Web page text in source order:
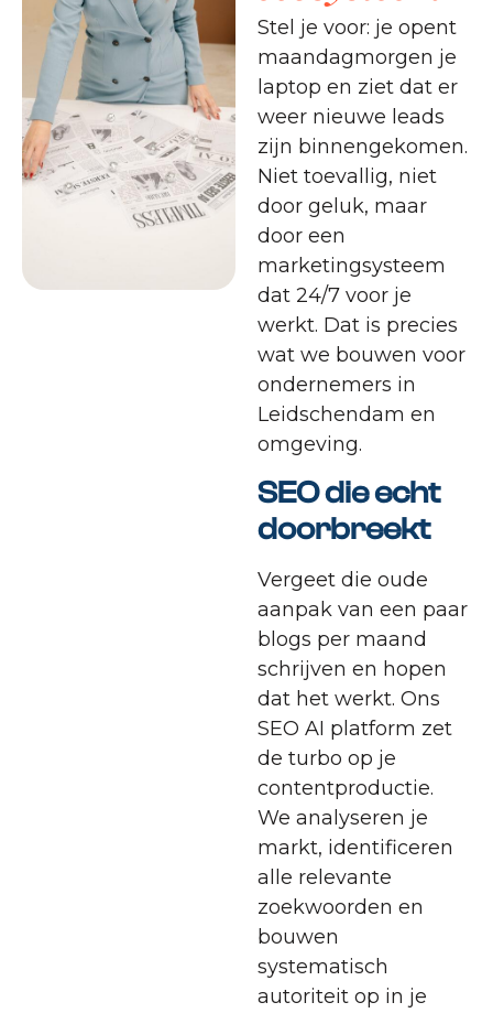
Stel je voor: je opent
maandagmorgen je
laptop en ziet dat er
weer nieuwe leads
zijn binnengekomen.
Niet toevallig, niet
door geluk, maar
door een
marketingsysteem
dat 24/7 voor je
werkt. Dat is precies
wat we bouwen voor
ondernemers in
Leidschendam en
omgeving.
SEO die echt
doorbreekt
Vergeet die oude
aanpak van een paar
blogs per maand
schrijven en hopen
dat het werkt. Ons
SEO AI platform zet
de turbo op je
contentproductie.
We analyseren je
markt, identificeren
alle relevante
zoekwoorden en
bouwen
systematisch
autoriteit op in je